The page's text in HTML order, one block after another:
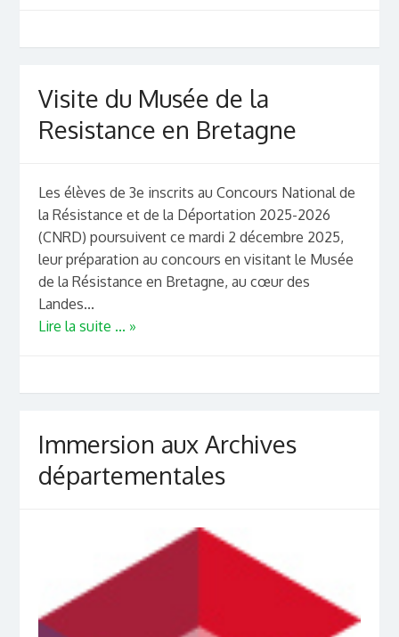
Visite du Musée de la
Resistance en Bretagne
Les élèves de 3e inscrits au Concours National de
la Résistance et de la Déportation 2025-2026
(CNRD) poursuivent ce mardi 2 décembre 2025,
leur préparation au concours en visitant le Musée
de la Résistance en Bretagne, au cœur des
Landes...
Lire la suite ... »
Immersion aux Archives
départementales